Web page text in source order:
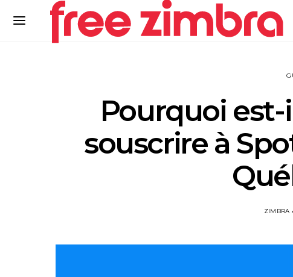
Pourquoi
souscrire à
ZIMBRA